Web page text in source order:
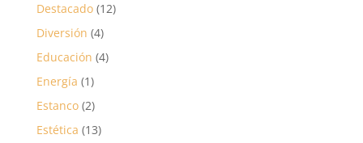
Destacado(12)
Diversión (4)
Educación (4)
Energía (1)
Estanco(2)
Estética (13)